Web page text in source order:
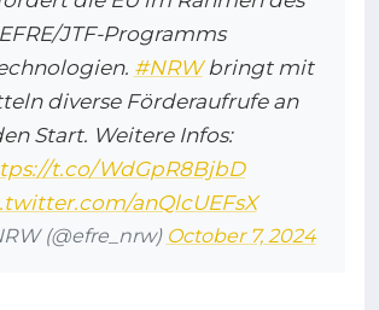
EFRE/JTF-Programms
#NRWbringt mit
diverse Förderaufrufe an
Start. Weitere Infos:
t.co/WdGpR8BjbD
anQlcUEFsX
(@efre_nrw) October 7, 2024